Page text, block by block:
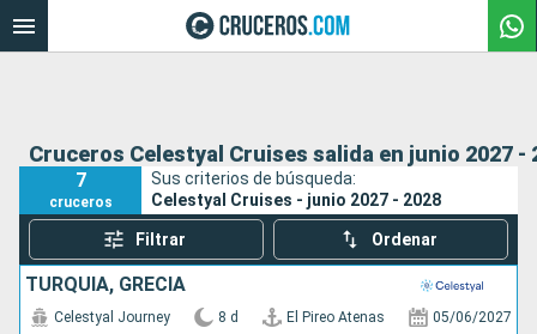
Cruceros Celestyal Cruises salida en junio 2027 -
7
cruceros
Sus criterios de búsqueda:
Celestyal Cruises - junio 2027 - 2028
Filtrar Ordenar
TURQUÍA, GRECIA
Celestyal Journey 8 d El Pireo Atenas 05/06/2027